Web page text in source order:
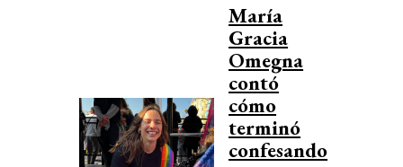
María
Gracia
Omegna
contó
cómo
terminó
confesando